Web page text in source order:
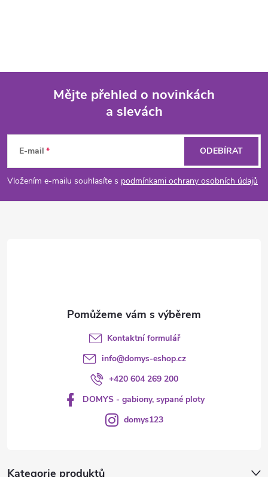
r
y
v
ý
p
a
Mějte přehled o novinkách
a slevách
E-mail
Vložením e-mailu souhlasíte s podmínkami ochrany osobních údajů
ODEBÍRAT
Kategorie produktů
Kontaktní formulář
info@domys-eshop.cz
+420 604 269 200
DOMYS - gabiony, sypané ploty
domys123